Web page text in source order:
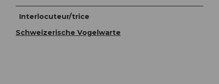
Interlocuteur/trice
Schweizerische Vogelwarte